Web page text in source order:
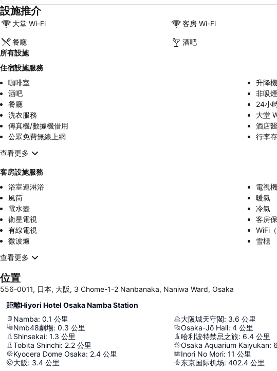
設施推介
大堂 Wi-Fi 客房 Wi-Fi
餐廳
酒吧
所有設施
住宿設施服務
咖啡室
升降機
酒吧
非吸
餐廳
24小
洗衣服務
大堂
傳真機/數據機借用
酒店
公眾免費無線上網
行李
查看更多
客房設施服務
浴室連淋浴
電視機
風筒
暖氣
電水壺
冷氣
衛星電視
客房
有線電視
WiFi（
微波爐
雪櫃
查看更多
位置
556-0011, 日本, 大阪, 3 Chome-1-2 Nanbanaka, Naniwa Ward, Osaka
距離Hiyori Hotel Osaka Namba Station
Namba: 0.1 公里
Nmb48劇場: 0.3 公里
Shinsekai: 1.3 公里
Tobita Shinchi: 2.2 公里
Kyocera Dome Osaka: 2.4 公里
大阪: 3.4 公里
大阪城天守閣: 3.6 公里
Osaka-Jō Hall: 4 公里
哈利波特禁忌之旅: 6.4 公里
Osaka Aquarium Kaiyukan:
Inori No Mori: 11 公里
东京国际机场: 402.4 公里